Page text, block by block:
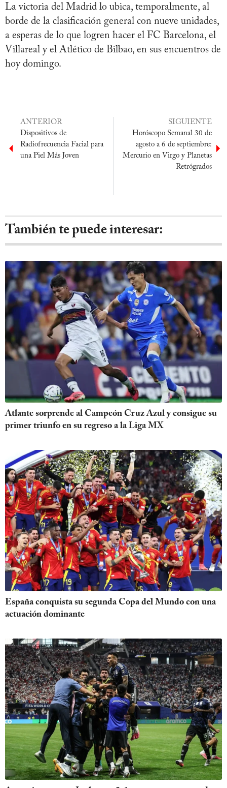
La victoria del Madrid lo ubica, temporalmente, al
borde de la clasificación general con nueve unidades,
a esperas de lo que logren hacer el FC Barcelona, el
Villareal y el Atlético de Bilbao, en sus encuentros de
hoy domingo.
ANTERIOR
Dispositivos de
Radiofrecuencia Facial para
una Piel Más Joven
SIGUIENTE
Horóscopo Semanal 30 de
agosto a 6 de septiembre:
Mercurio en Virgo y Planetas
Retrógrados
También te puede interesar:
Atlante sorprende al Campeón Cruz Azul y consigue su
primer triunfo en su regreso a la Liga MX
España conquista su segunda Copa del Mundo con una
actuación dominante